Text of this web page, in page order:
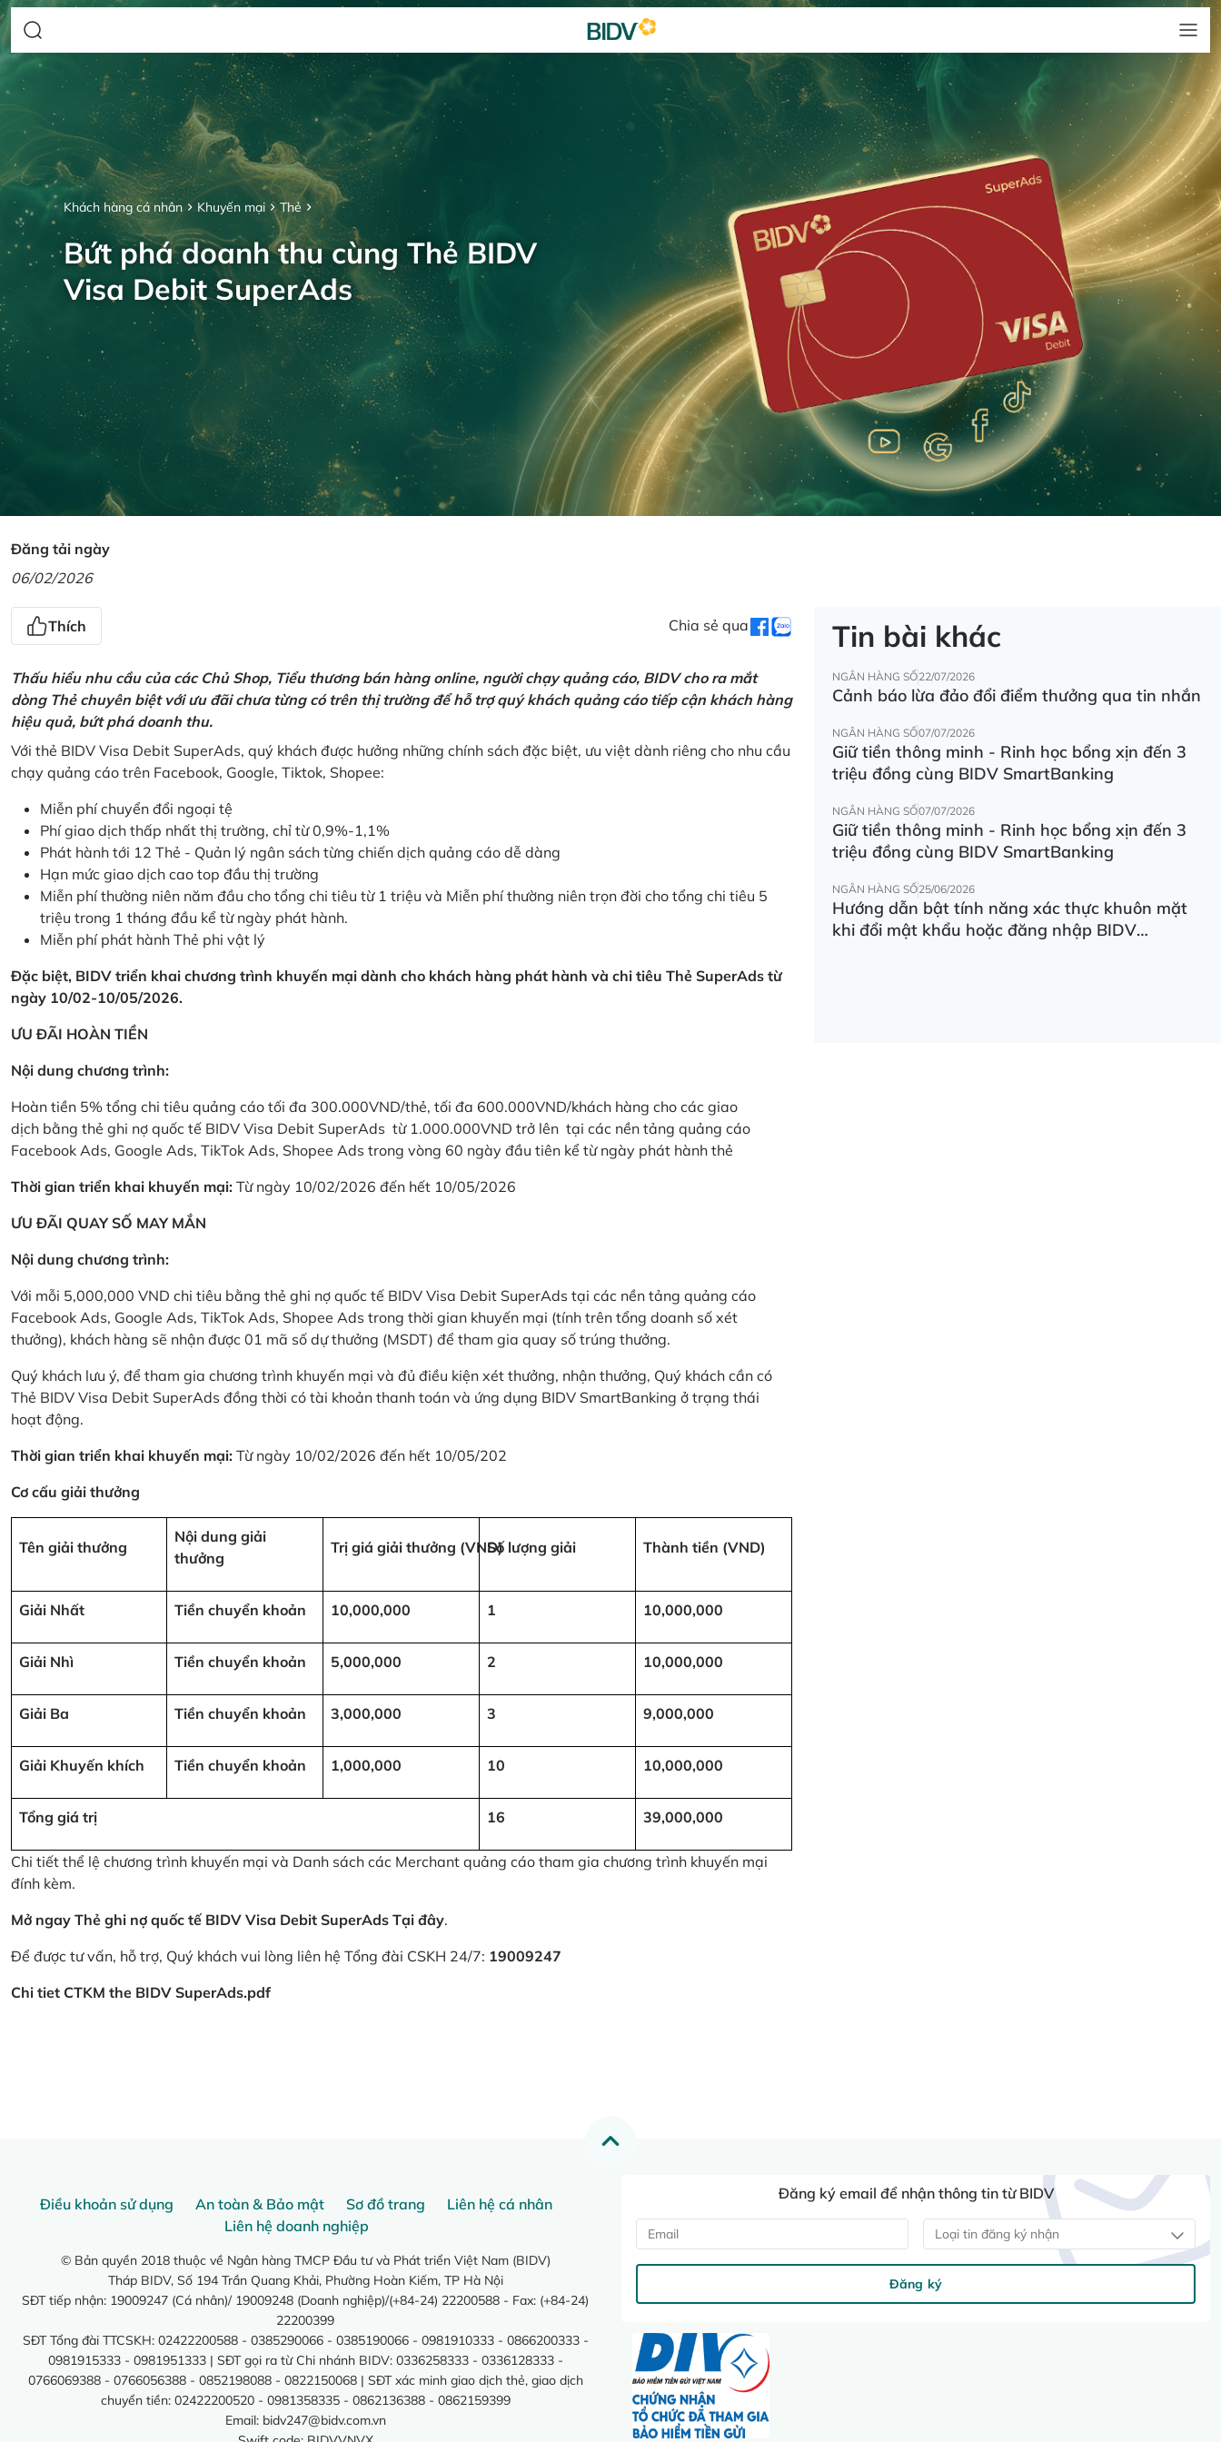
Khách hàng cá nhân Khuyến mại Thẻ
Bứt phá doanh thu cùng Thẻ BIDV
Visa Debit SuperAds
Đăng tải ngày
06/02/2026
Thích Chia sẻ qua
Thấu hiểu nhu cầu của các Chủ Shop, Tiểu thương bán hàng online, người chạy quảng cáo, BIDV cho ra mắt
dòng Thẻ chuyên biệt với ưu đãi chưa từng có trên thị trường để hỗ trợ quý khách quảng cáo tiếp cận khách hàng
hiệu quả, bứt phá doanh thu.
Với thẻ BIDV Visa Debit SuperAds, quý khách được hưởng những chính sách đặc biệt, ưu việt dành riêng cho nhu cầu
chạy quảng cáo trên Facebook, Google, Tiktok, Shopee:
Miễn phí chuyển đổi ngoại tệ
Phí giao dịch thấp nhất thị trường, chỉ từ 0,9%-1,1%
Phát hành tới 12 Thẻ - Quản lý ngân sách từng chiến dịch quảng cáo dễ dàng
Hạn mức giao dịch cao top đầu thị trường
Miễn phí thường niên năm đầu cho tổng chi tiêu từ 1 triệu và Miễn phí thường niên trọn đời cho tổng chi tiêu 5
triệu trong 1 tháng đầu kể từ ngày phát hành.
Miễn phí phát hành Thẻ phi vật lý
Đặc biệt, BIDV triển khai chương trình khuyến mại dành cho khách hàng phát hành và chi tiêu Thẻ SuperAds từ
ngày 10/02-10/05/2026.
ƯU ĐÃI HOÀN TIỀN
Nội dung chương trình:
Hoàn tiền 5% tổng chi tiêu quảng cáo tối đa 300.000VND/thẻ, tối đa 600.000VND/khách hàng cho các giao
dịch bằng thẻ ghi nợ quốc tế BIDV Visa Debit SuperAds từ 1.000.000VND trở lên tại các nền tảng quảng cáo
Facebook Ads, Google Ads, TikTok Ads, Shopee Ads trong vòng 60 ngày đầu tiên kể từ ngày phát hành thẻ
Thời gian triển khai khuyến mại: Từ ngày 10/02/2026 đến hết 10/05/2026
ƯU ĐÃI QUAY SỐ MAY MẮN
Nội dung chương trình:
Với mỗi 5,000,000 VND chi tiêu bằng thẻ ghi nợ quốc tế BIDV Visa Debit SuperAds tại các nền tảng quảng cáo
Facebook Ads, Google Ads, TikTok Ads, Shopee Ads trong thời gian khuyến mại (tính trên tổng doanh số xét
thưởng), khách hàng sẽ nhận được 01 mã số dự thưởng (MSDT) để tham gia quay số trúng thưởng.
Quý khách lưu ý, để tham gia chương trình khuyến mại và đủ điều kiện xét thưởng, nhận thưởng, Quý khách cần có
Thẻ BIDV Visa Debit SuperAds đồng thời có tài khoản thanh toán và ứng dụng BIDV SmartBanking ở trạng thái
hoạt động.
Thời gian triển khai khuyến mại: Từ ngày 10/02/2026 đến hết 10/05/202
Cơ cấu giải thưởng
Tên giải thưởng
Nội dung giải
thưởng
Trị giá giải thưởng (VND)Số lượng giải Thành tiền (VND)
Giải Nhất Tiền chuyển khoản 10,000,000 1 10,000,000
Giải Nhì Tiền chuyển khoản 5,000,000 2 10,000,000
Giải Ba Tiền chuyển khoản 3,000,000 3 9,000,000
Giải Khuyến khích Tiền chuyển khoản 1,000,000 10 10,000,000
Tổng giá trị 16 39,000,000
Chi tiết thể lệ chương trình khuyến mại và Danh sách các Merchant quảng cáo tham gia chương trình khuyến mại
đính kèm.
Mở ngay Thẻ ghi nợ quốc tế BIDV Visa Debit SuperAds Tại đây.
Để được tư vấn, hỗ trợ, Quý khách vui lòng liên hệ Tổng đài CSKH 24/7: 19009247
Chi tiet CTKM the BIDV SuperAds.pdf
Tin bài khác
NGÂN HÀNG SỐ22/07/2026
Cảnh báo lừa đảo đổi điểm thưởng qua tin nhắn
NGÂN HÀNG SỐ07/07/2026
Giữ tiền thông minh - Rinh học bổng xịn đến 3
triệu đồng cùng BIDV SmartBanking
NGÂN HÀNG SỐ07/07/2026
Giữ tiền thông minh - Rinh học bổng xịn đến 3
triệu đồng cùng BIDV SmartBanking
NGÂN HÀNG SỐ25/06/2026
Hướng dẫn bật tính năng xác thực khuôn mặt
khi đổi mật khẩu hoặc đăng nhập BIDV
Điều khoản sử dụng An toàn & Bảo mật Sơ đồ trang
Liên hệ cá nhân
Liên hệ doanh nghiệp
© Bản quyền 2018 thuộc về Ngân hàng TMCP Đầu tư và Phát triển Việt Nam (BIDV)
Tháp BIDV, Số 194 Trần Quang Khải, Phường Hoàn Kiếm, TP Hà Nội
SĐT tiếp nhận: 19009247 (Cá nhân)/ 19009248 (Doanh nghiệp)/(+84-24) 22200588 - Fax: (+84-24)
22200399
SĐT Tổng đài TTCSKH: 02422200588 - 0385290066 - 0385190066 - 0981910333 - 0866200333 -
0981915333 - 0981951333 | SĐT gọi ra từ Chi nhánh BIDV: 0336258333 - 0336128333 -
0766069388 - 0766056388 - 0852198088 - 0822150068 | SĐT xác minh giao dịch thẻ, giao dịch
chuyển tiền: 02422200520 - 0981358335 - 0862136388 - 0862159399
Email: bidv247@bidv.com.vn
Đăng ký email để nhận thông tin từ BIDV
Loại tin đăng ký nhận
Đăng ký